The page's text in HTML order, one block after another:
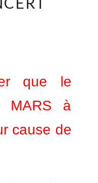
que le
MARS à
cause de